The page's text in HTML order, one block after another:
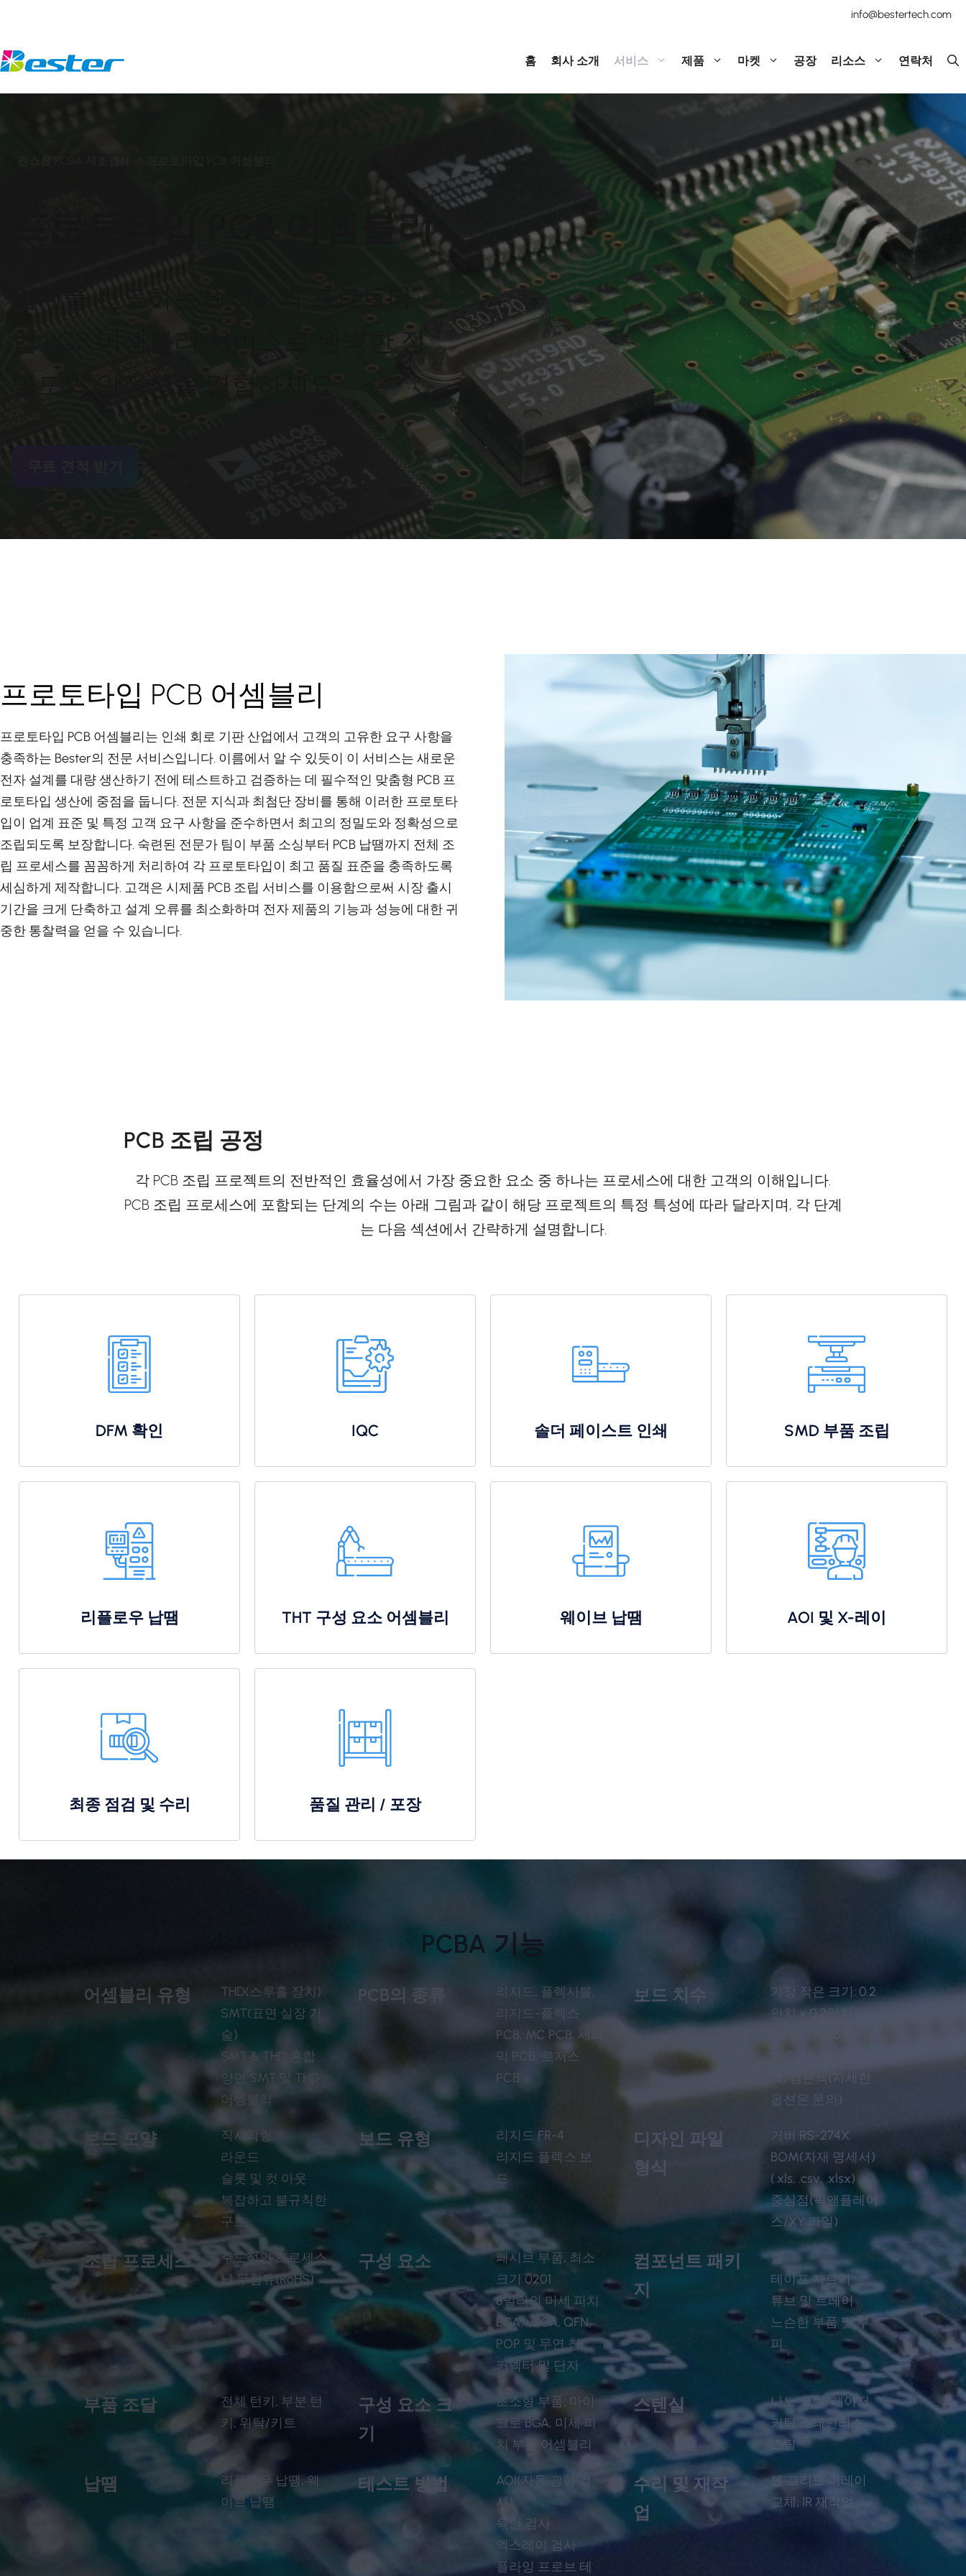
츠
로
info@bestertech.com
홈 회사 소개 서비스 제품 마켓 공장 리소스 연락처
프로토타입 PCB 어셈블리
업계를 선도하는 Bester의 프로토타
입 PCB 어셈블리 서비스로 완벽한 정
프로토타입 PCB 어셈블리
프로토타입 PCB 어셈블리는 인쇄 회로 기판 산업에서 고객의 고유한 요구 사항을
충족하는 Bester의 전문 서비스입니다. 이름에서 알 수 있듯이 이 서비스는 새로운
전자 설계를 대량 생산하기 전에 테스트하고 검증하는 데 필수적인 맞춤형 PCB 프
로토타입 생산에 중점을 둡니다. 전문 지식과 최첨단 장비를 통해 이러한 프로토타
입이 업계 표준 및 특정 고객 요구 사항을 준수하면서 최고의 정밀도와 정확성으로
조립되도록 보장합니다. 숙련된 전문가 팀이 부품 소싱부터 PCB 납땜까지 전체 조
립 프로세스를 꼼꼼하게 처리하여 각 프로토타입이 최고 품질 표준을 충족하도록
세심하게 제작합니다. 고객은 시제품 PCB 조립 서비스를 이용함으로써 시장 출시
기간을 크게 단축하고 설계 오류를 최소화하며 전자 제품의 기능과 성능에 대한 귀
중한 통찰력을 얻을 수 있습니다.
PCB 조립 공정
각 PCB 조립 프로젝트의 전반적인 효율성에서 가장 중요한 요소 중 하나는 프로세스에 대한 고객의 이해입니다.
PCB 조립 프로세스에 포함되는 단계의 수는 아래 그림과 같이 해당 프로젝트의 특정 특성에 따라 달라지며, 각 단계
는 다음 섹션에서 간략하게 설명합니다.
DFM 확인 IQC 솔더 페이스트 인쇄 SMD 부품 조립
리플로우 납땜 THT 구성 요소 어셈블리 웨이브 납땜 AOI 및 X-레이
최종 점검 및 수리 품질 관리 / 포장
PCBA 기능
어셈블리 유형
THD(스루홀 장치)
SMT(표면 실장 기
술)
SMT & THD 혼합
양면 SMT 및 THD
어셈블리
PCB의 종류
리지드, 플렉시블,
리지드-플렉스
PCB, MC PCB, 세라
믹 PCB, 로저스
PCB
보드 치수
가장 작은 크기: 0.2
인치 x 0.2인치
20인치-흰색, 노란
색, 검은색(자세한
옵션은 문의)
보드 모양
직사각형
라운드
슬롯 및 컷 아웃
복잡하고 불규칙한
구조
보드 유형
리지드 FR-4
리지드 플렉스 보
드
디자인 파일
형식
거버 RS-274X
BOM(자재 명세서)
(.xls, .csv, .xlsx)
중심점(픽앤플레이
스/XY 파일)
조립 프로세스
주도적인 프로세스
납 무함유(RoHS)
구성 요소
패시브 부품, 최소
크기 0201
8밀리의 미세 피치
BGA, uBGA, QFN,
POP 및 무연 칩
커넥터 및 단자
컴포넌트 패키
지
릴
테이프 자르기
튜브 및 트레이
느슨한 부품 및 부
피
부품 조달
전체 턴키, 부분 턴
키, 위탁/키트
구성 요소 크
기
초소형 부품, 마이
크로 BGA, 미세 피
치 부품 어셈블리
스텐실
나노 코팅, 레이저
커팅 스테인리스
스틸
납땜
리플로우 납땜, 웨
이브 납땜
테스트 방법
AOI(자동 광학 검
사)
육안 검사
엑스레이 검사
플라잉 프로브 테
수리 및 재작
업
볼 그리드 어레이
교체, IR 재작업